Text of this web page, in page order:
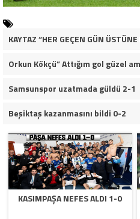
KAYTAZ “HER GEÇEN GÜN
Orkun Kökçü” Attığım gol güzel
Samsunspor uzatmada güldü 2-1
Beşiktaş kazanmasını bildi 0-2
KASIMPAŞA NEFES ALDI 1-0